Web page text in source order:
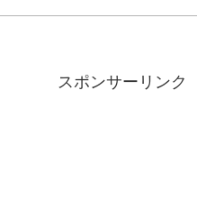
スポンサーリンク